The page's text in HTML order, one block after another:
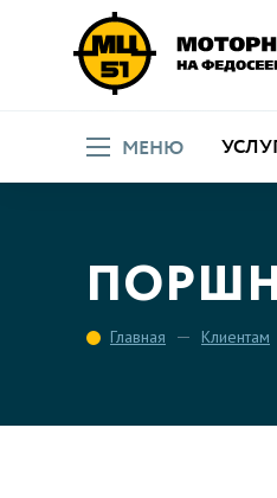
МЕНЮ
Главная Клиентам